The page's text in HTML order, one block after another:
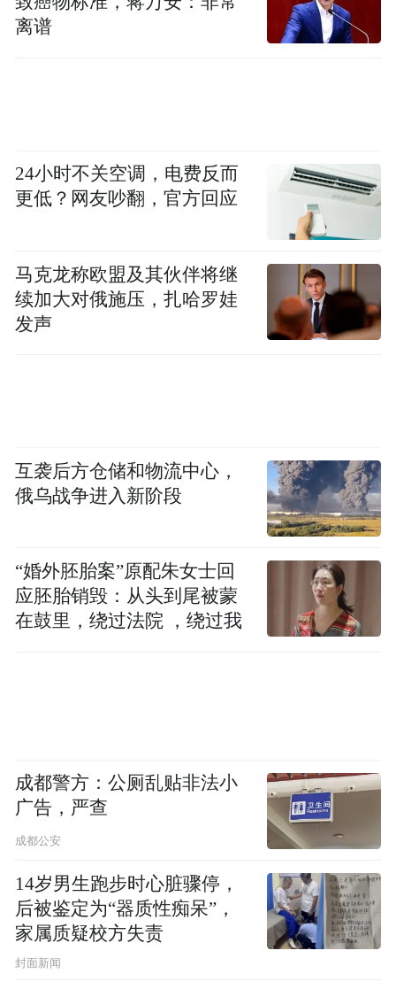
擅长从真实交易的实际经验中分析全球股票市场的方式已经启发了
免责声明：文章观点仅代表作者本人，不代表凤凰网港股立场。若
内容涉及投资建议，仅供参考不作为投资依据。凤凰网港股不承担
由此引起的任何损失或损害。投资有风险，入市需谨慎。
“特别声明：以上作品内容(包括在内的视频、图片或音
space services.”
离谱
24小时不关空调，电费反而
更低？网友吵翻，官方回应
马克龙称欧盟及其伙伴将继
续加大对俄施压，扎哈罗娃
发声
互袭后方仓储和物流中心，
俄乌战争进入新阶段
“婚外胚胎案”原配朱女士回
应胚胎销毁：从头到尾被蒙
在鼓里，绕过法院 ，绕过我
成都警方：公厕乱贴非法小
广告，严查
成都公安
14岁男生跑步时心脏骤停，
后被鉴定为“器质性痴呆”，
家属质疑校方失责
封面新闻